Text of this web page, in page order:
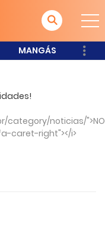
MANGÁS
noticias/
caret-right"></i>